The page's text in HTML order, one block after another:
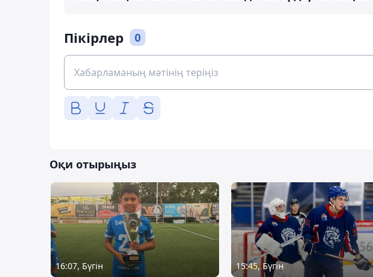
Пікірлер 0
Оқи отырыңыз
16:07, Бүгін 15:45, Бүгін